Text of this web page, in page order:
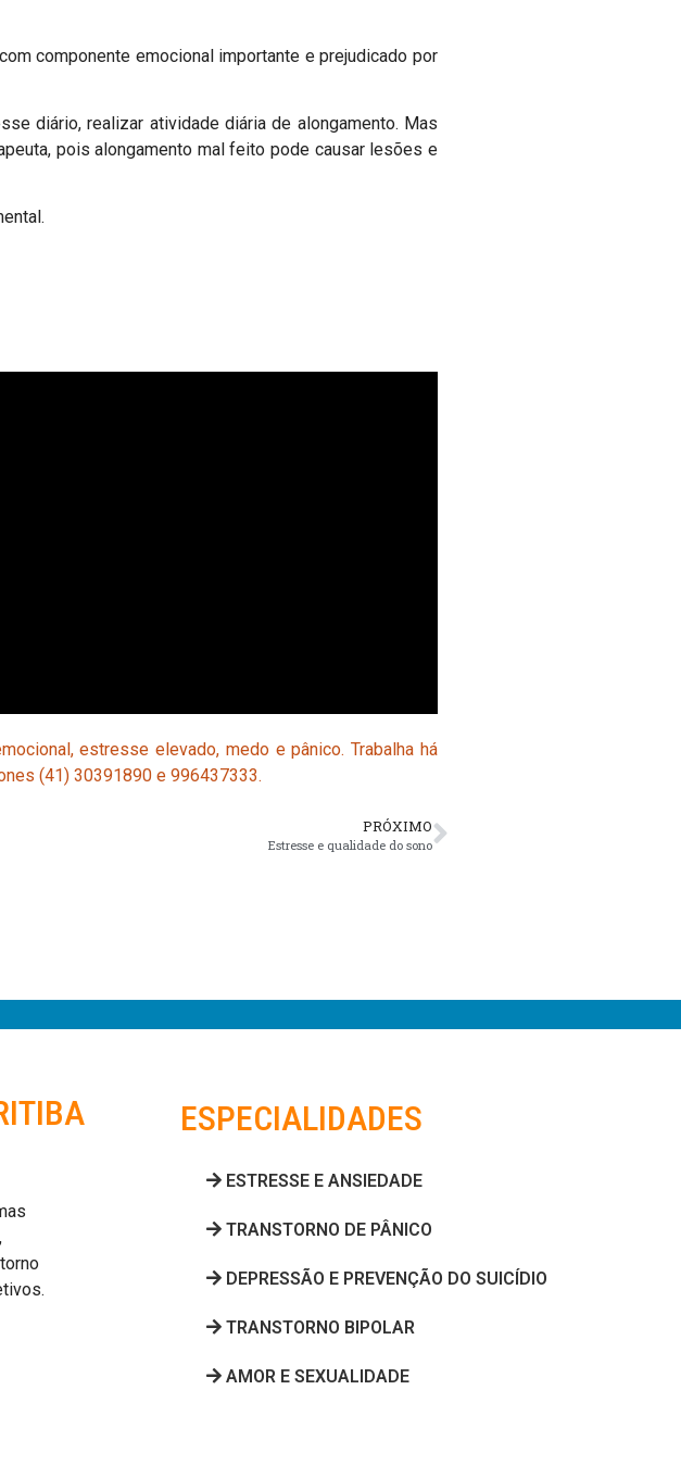
componente emocional importante e prejudicado por
diário, realizar atividade diária de alongamento. Mas
pois alongamento mal feito pode causar lesões e
estresse elevado, medo e pânico. Trabalha há
(41) 30391890 e 996437333.
PRÓXIMO
Estresse e qualidade do sono
ESPECIALIDADES
ESTRESSE E ANSIEDADE
TRANSTORNO DE PÂNICO
DEPRESSÃO E PREVENÇÃO DO SUICÍDIO
TRANSTORNO BIPOLAR
AMOR E SEXUALIDADE